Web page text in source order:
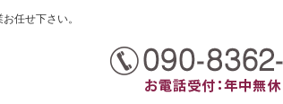
任せ下さい。